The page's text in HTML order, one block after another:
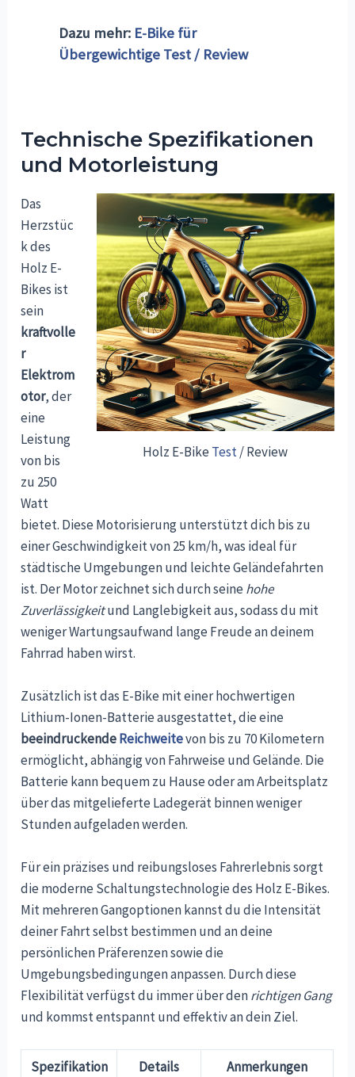
Dazu mehr: E-Bike für
Übergewichtige Test / Review
Technische Spezifikationen
und Motorleistung
Holz E-BikeTest/ Review
Das
Herzstüc
k des
Holz E-
Bikes ist
sein
kraftvolle
r
Elektrom
otor, der
eine
Leistung
von bis
zu 250
Watt
bietet. Diese Motorisierung unterstützt dich bis zu
einer Geschwindigkeit von 25 km/h, was ideal für
städtische Umgebungen und leichte Geländefahrten
ist. Der Motor zeichnet sich durch seinehohe
Zuverlässigkeitund Langlebigkeit aus, sodass du mit
weniger Wartungsaufwand lange Freude an deinem
Fahrrad haben wirst.
Zusätzlich ist das E-Bike mit einer hochwertigen
Lithium-Ionen-Batterie ausgestattet, die eine
beeindruckendeReichweitevon bis zu 70 Kilometern
ermöglicht, abhängig von Fahrweise und Gelände. Die
Batterie kann bequem zu Hause oder am Arbeitsplatz
über das mitgelieferte Ladegerät binnen weniger
Stunden aufgeladen werden.
Für ein präzises und reibungsloses Fahrerlebnis sorgt
die moderne Schaltungstechnologie des Holz E-Bikes.
Mit mehreren Gangoptionen kannst du die Intensität
deiner Fahrt selbst bestimmen und an deine
persönlichen Präferenzen sowie die
Umgebungsbedingungen anpassen. Durch diese
Flexibilität verfügst du immer über denrichtigen Gang
und kommst entspannt und effektiv an dein Ziel.
Spezifikation Details Anmerkungen